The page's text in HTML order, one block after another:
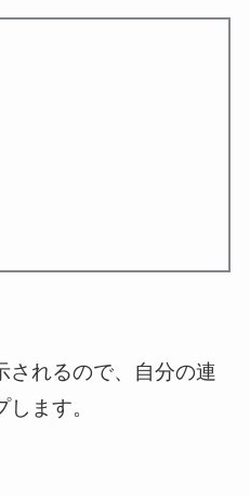
されるので、自分の連
ます。